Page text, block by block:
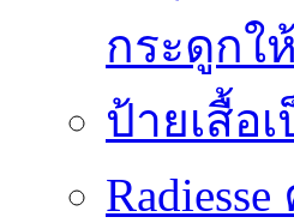
กระดูกใ
ป้ายเสื้อ